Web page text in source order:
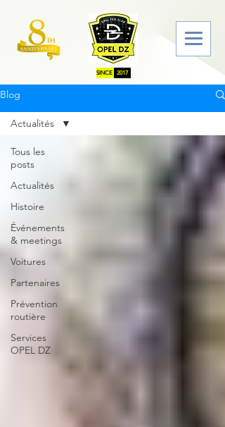
SINCE 2017
Blog
Tous les
posts
Actualités
Histoire
Événements
& meetings
Voitures
Partenaires
Prévention
routière
Services
OPEL DZ
Actualités